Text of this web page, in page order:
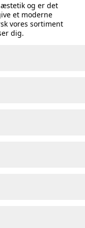
og er det
et moderne
vores sortiment
dig.